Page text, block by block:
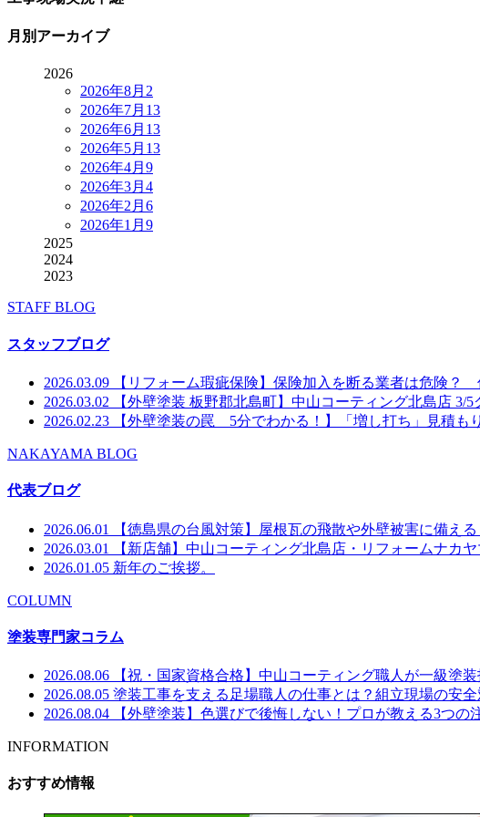
月別アーカイブ
2026
2026年8月 2
2026年7月 13
2026年6月 13
2026年5月 13
2026年4月 9
2026年3月 4
2026年2月 6
2026年1月 9
2025
2024
2023
STAFF BLOG
スタッフブログ
2026.03.09
【リフォーム瑕疵保険】保険加入を断る業者は危険
2026.03.02
【外壁塗装 板野郡北島町】中山コーティング北島店 3/
2026.02.23
【外壁塗装の罠 5分でわかる！】「増し打ち」見積
NAKAYAMA BLOG
代表ブログ
2026.06.01
【徳島県の台風対策】屋根瓦の飛散や外壁被害に備え
2026.03.01
【新店舗】中山コーティング北島店・リフォームナカ
2026.01.05 新年のご挨拶。
COLUMN
塗装専門家コラム
2026.08.06
【祝・国家資格合格】中山コーティング職人が一級塗
2026.08.05 塗装工事を支える足場職人の仕事とは？組立現場の安全
2026.08.04
【外壁塗装】色選びで後悔しない！プロが教える3つの
INFORMATION
おすすめ情報